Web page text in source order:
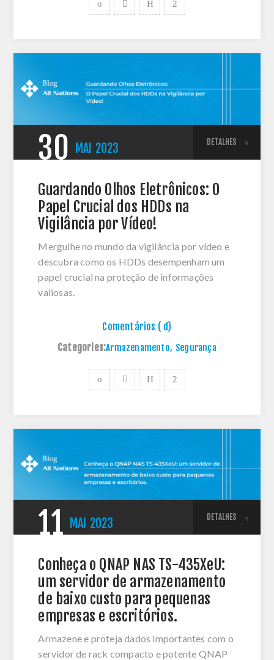
30 MAI 2023 DETALHES
Guardando Olhos Eletrônicos: O
Papel Crucial dos HDDs na
Vigilância por Vídeo!
Mergulhe no mundo da vigilância por vídeo e
descubra como os HDDs desempenham um
papel crucial na proteção de informações
valiosas.
Comentários ( d)
Categories:Armazenamento, Segurança
11 MAI 2023 DETALHES
Conheça o QNAP NAS TS-435XeU:
um servidor de armazenamento
de baixo custo para pequenas
empresas e escritórios.
Armazene e proteja dados importantes com o
servidor de rack compacto e potente QNAP